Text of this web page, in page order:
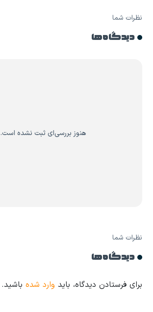
نظرات شما
دیدگاه ها
هنوز بررسی‌ای ثبت نشده است.
نظرات شما
دیدگاه ها
برای فرستادن دیدگاه، باید وارد شده باشید.